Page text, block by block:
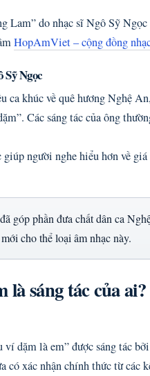
Lam” do nhạc sĩ Ngô Sỹ
HopAmViet – cộng đồng
Sỹ Ngọc
ca khúc về quê hương Nghệ
Các sáng tác của ông
người nghe hiểu hơn về giá
góp phần đưa chất dân ca
cho thể loại âm nhạc này.
là sáng tác của ai?
dặm là em” được sáng tác
có xác nhận chính thức từ các